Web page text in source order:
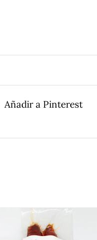
Añadir a Pinterest